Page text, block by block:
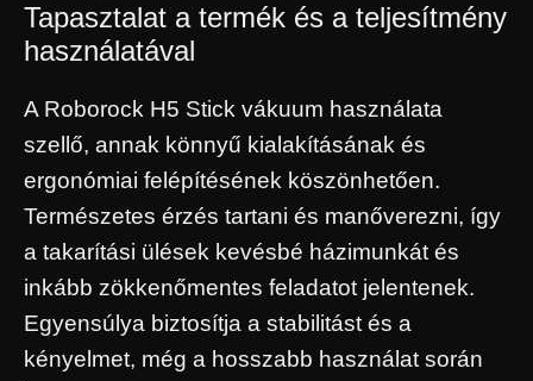
Tapasztalat a termék és a teljesítmény
használatával
A Roborock H5 Stick vákuum használata
szellő, annak könnyű kialakításának és
ergonómiai felépítésének köszönhetően.
Természetes érzés tartani és manőverezni, így
a takarítási ülések kevésbé házimunkát és
inkább zökkenőmentes feladatot jelentenek.
Egyensúlya biztosítja a stabilitást és a
kényelmet, még a hosszabb használat során